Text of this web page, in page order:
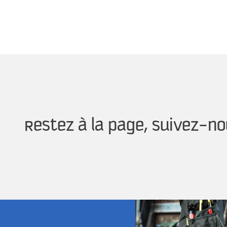
Restez à la page, suivez-